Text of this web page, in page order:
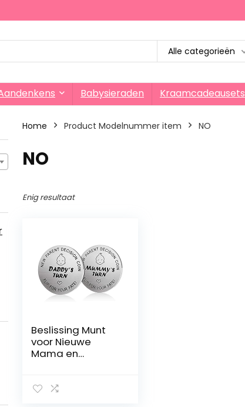
Alle categorieën
Babysieraden Kraamcadeausets
Home Product Modelnummer item ‎NO
‎NO
Enig resultaat
Beslissing Munt
voor Nieuwe
Mama en
Babycadeau